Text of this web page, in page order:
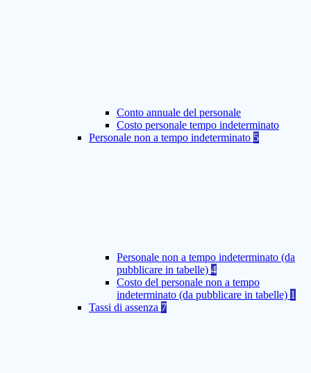
Conto annuale del personale
Costo personale tempo indeterminato
Personale non a tempo indeterminato 5
Personale non a tempo indeterminato (da
pubblicare in tabelle) 4
Costo del personale non a tempo
indeterminato (da pubblicare in tabelle) 1
Tassi di assenza 7